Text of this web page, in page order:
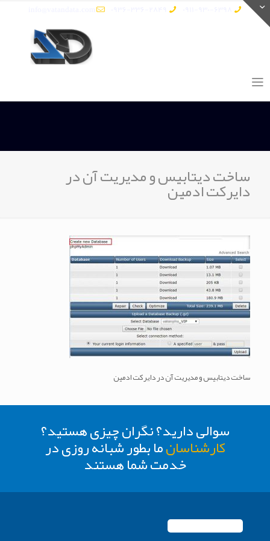
ساخت دیتابیس و مدیریت آن در
دایرکت ادمین
ساخت دیتابیس و مدیریت آن در دایرکت ادمین
سوالی دارید؟ نگران چیزی هستید؟
کارشناسانما بطور شبانه روزی در
خدمت شما هستند